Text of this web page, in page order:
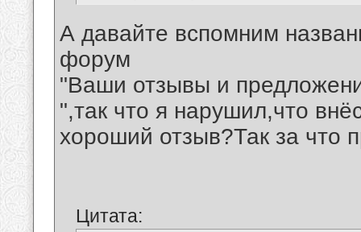
А давайте вспомним
форум
"Ваши отзывы и
",так что я нарушил,что
хороший отзыв?Так за что
Цитата: